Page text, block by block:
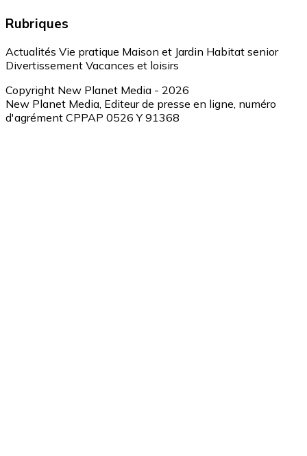
Rubriques
Actualités Vie pratique Maison et Jardin Habitat senior
Divertissement Vacances et loisirs
Copyright New Planet Media - 2026
New Planet Media, Editeur de presse en ligne, numéro
d'agrément CPPAP 0526 Y 91368